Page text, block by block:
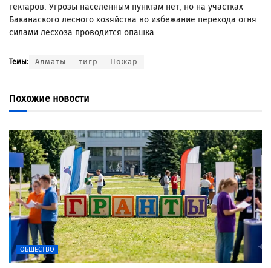
гектаров. Угрозы населенным пунктам нет, но на участках
Баканаского лесного хозяйства во избежание перехода огня
силами лесхоза проводится опашка.
Темы: Алматы тигр Пожар
Похожие новости
ОБЩЕСТВО